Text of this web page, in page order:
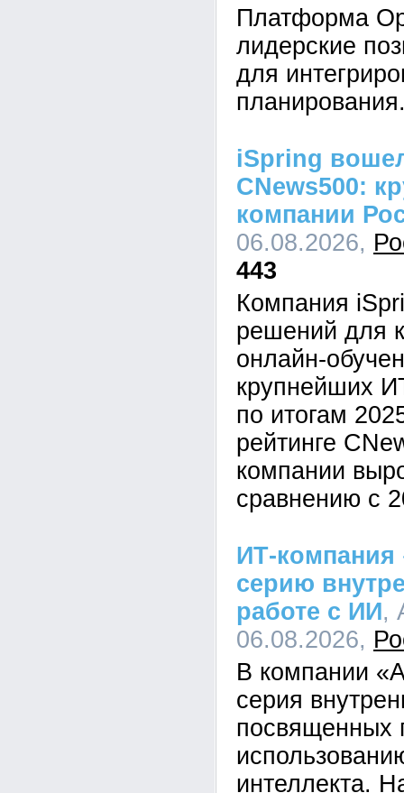
Платформа
лидерские
для
iSpring
CNews500:
компании
06.08.2026,
443
Компания
решений для
онлайн-
крупнейших
по итогам
рейтинге
компании
сравнению с
ИТ-компания
серию
работе с ИИ,
06.08.2026,
В компании
серия
посвященных
интеллекта.